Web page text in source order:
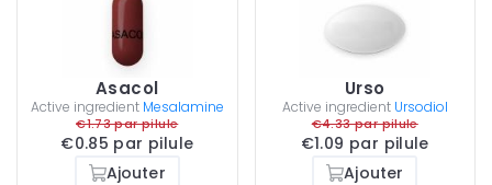
Asacol
Active ingredient Mesalamine
€1.73 par pilule
€0.85 par pilule
Ajouter
Urso
Active ingredient Ursodiol
€4.33 par pilule
€1.09 par pilule
Ajouter